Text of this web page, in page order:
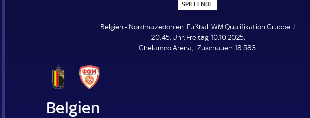
SPIELENDE
P
E
L
E
N
Belgien - Nordmazedonien. Fußball WM Qualifikation Gruppe J.
20:45, Uhr, Freitag, 10.10.2025.
Ghelamco Arena
Zuschauer: Z
18.583.
Belgien